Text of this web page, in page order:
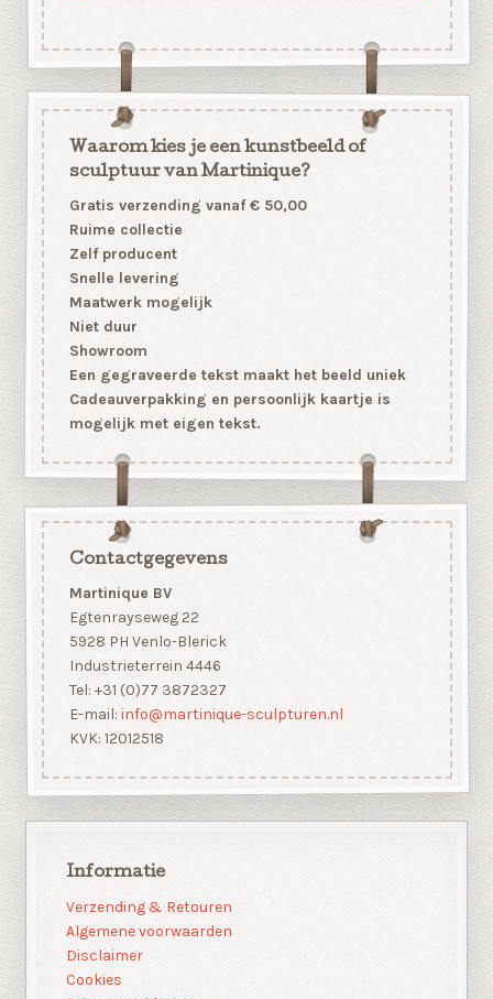
Waarom kies je een kunstbeeld of
sculptuur van Martinique?
Gratis verzending vanaf € 50,00
Ruime collectie
Zelf producent
Snelle levering
Maatwerk mogelijk
Niet duur
Showroom
Een gegraveerde tekst maakt het beeld uniek
Cadeauverpakking en persoonlijk kaartje is
mogelijk met eigen tekst.
Contactgegevens
Martinique BV
Egtenrayseweg 22
5928 PH Venlo-Blerick
Industrieterrein 4446
Tel: +31 (0)77 3872327
E-mail: info@martinique-sculpturen.nl
KVK: 12012518
Informatie
Verzending & Retouren
Algemene voorwaarden
Disclaimer
Cookies